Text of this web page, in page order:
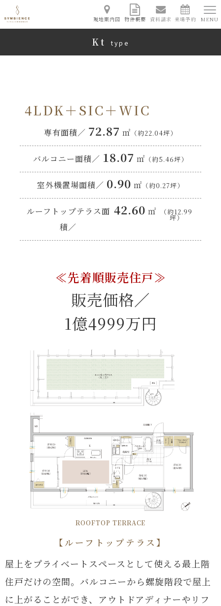
現地案内図 物件概要 資料請求 来場予約 MENU
Kttype
4LDK＋SIC＋WIC
専有面積／ 72.87 ㎡ （約22.04坪）
バルコニー面積／ 18.07 ㎡ （約5.46坪）
室外機置場面積／ 0.90 ㎡ （約0.27坪）
ルーフトップテラス面
積／
42.60 ㎡ （約12.99
坪）
≪先着順販売住戸≫
販売価格／
1億4999万円
ROOFTOP TERRACE
【ルーフトップテラス】
屋上をプライベートスペースとして使える最上階
住戸だけの空間。 バルコニーから螺旋階段で屋上
に上がることができ、 アウトドアディナーやリフ